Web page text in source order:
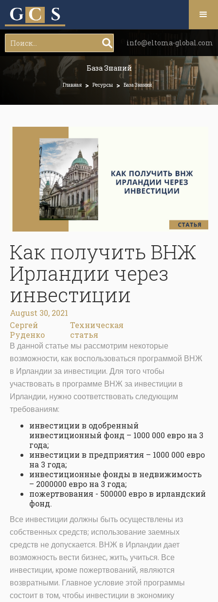
info@eltoma-global.com
База Знаний
Главная > Ресурсы > База Знаний
Как получить ВНЖ
Ирландии через
инвестиции
August 30, 2021
Сергей
Руденко
Техническая
статья
В данной статье мы рассмотрим некоторые
возможности, как воспользоваться программой ВНЖ
в Ирландии за инвестиции. Для того чтобы
участвовать в программе ВНЖ за инвестиции в
Ирландии, нужно соответствовать следующим
требованиям:
инвестиции в одобренный
инвестиционный фонд – 1000 000 евро на 3
года;
инвестиции в предприятия – 1000 000 евро
на 3 года;
инвестиционные фонды в недвижимость
– 2000000 евро на 3 года;
пожертвования - 500000 евро в ирландский
фонд.
Все инвестиции должны быть осуществлены из
собственных средств; использование заемных
средств не допускается. ВНЖ в Ирландии дает
возможность вести бизнес, жить, учиться. Все
инвестиции, кроме пожертвований, являются
возвратными. Главное условие этой программы
состоит в том, чтобы инвестиции в экономику